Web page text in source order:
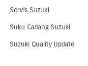
Servis Suzuki
Suku Cadang Suzuki
Suzuki Quality Update